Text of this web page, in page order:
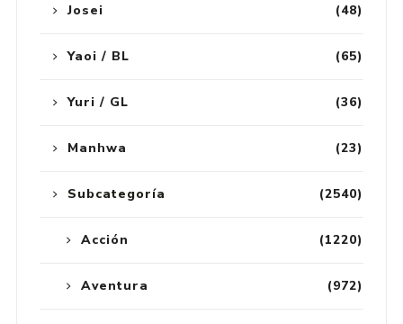
(48)
Josei
(65)
Yaoi / BL
(36)
Yuri / GL
(23)
Manhwa
(2540)
Subcategoría
(1220)
Acción
(972)
Aventura